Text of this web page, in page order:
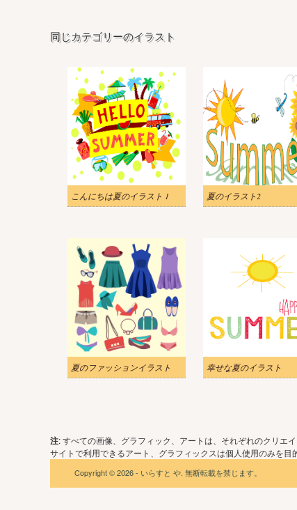
同じカテゴリーのイラスト
こんにちは夏のイラスト 1 夏のイラスト2
夏のファッションイラスト 幸せな夏のイラスト
注: すべての画像、グラフィック、アートは、それぞれのクリエ
サイトで利用できるアート、グラフィックスは個人使用のみを
Copyright © 2026 - いらすと や. 無断転載を禁じます。